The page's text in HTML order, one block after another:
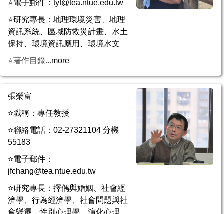
⭐電子郵件：tyf@tea.ntue.edu.tw
⭐研究專長：地理環境災害、地理
資訊系統、區域防救災計畫、水土
保持、環境資訊應用、環境水文
⭐著作目錄...more
張榮富
⭐職稱：專任教授
⭐聯絡電話：02-27321104 分機
55183
⭐電子郵件：
jfchang@tea.ntue.edu.tw
⭐研究專長：擇偶與婚姻、社會經
濟學、行為經濟學、社會問題與社
會變遷、性別心理學、演化心理